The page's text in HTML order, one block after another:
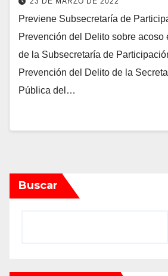
Previene Subsecretaría de
Prevención del Delito sobre acoso
de la Subsecretaría de
Prevención del Delito de la
Pública del…
Buscar